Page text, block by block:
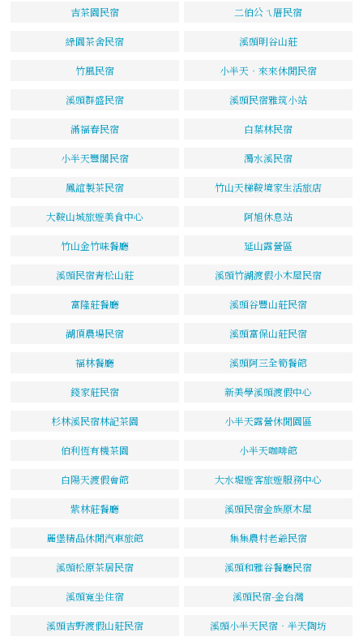
吉茶園民宿 二伯公ㄟ厝民宿
綠園茶舍民宿 溪頭明谷山莊
竹風民宿 小半天‧來來休閒民宿
溪頭群盛民宿 溪頭民宿雅筑小站
滿福春民宿 白葉林民宿
小半天豐閣民宿 濁水溪民宿
鳳誼製茶民宿 竹山天梯鞍境家生活旅店
大鞍山城旅遊美食中心 阿旭休息站
竹山金竹味餐廳 延山露營區
溪頭民宿青松山莊 溪頭竹湖渡假小木屋民宿
富隆莊餐廳 溪頭谷豐山莊民宿
湖頂農場民宿 溪頭富保山莊民宿
福林餐廳 溪頭阿三全筍餐館
錢家莊民宿 新美學溪頭渡假中心
杉林溪民宿林記茶園 小半天露營休閒園區
伯利恆有機茶園 小半天咖啡館
白陽天渡假會館 大水堀遊客旅遊服務中心
紫林莊餐廳 溪頭民宿金族原木屋
麗堡精品休閒汽車旅館 集集農村老爺民宿
溪頭松原茶居民宿 溪頭和雅谷餐廳民宿
溪頭寬坐住宿 溪頭民宿-金台灣
溪頭吉野渡假山莊民宿 溪頭小半天民宿‧半天陶坊